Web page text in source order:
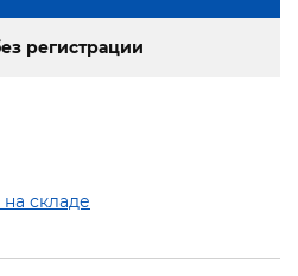
регистрации
складе